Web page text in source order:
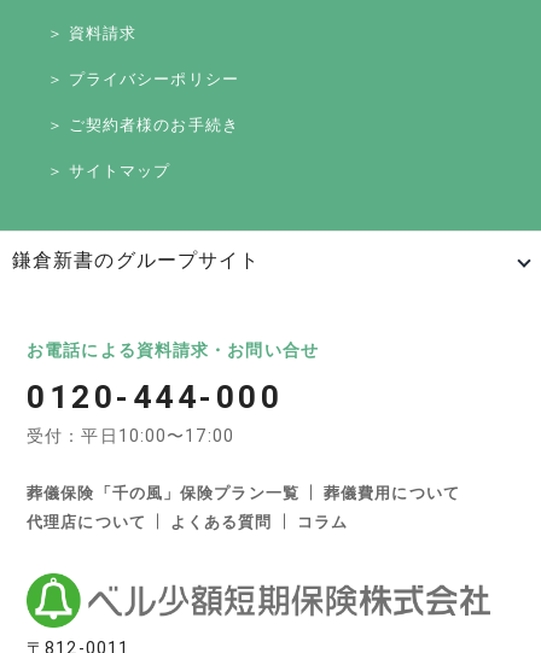
＞ 資料請求
＞ プライバシーポリシー
＞ ご契約者様のお手続き
＞ サイトマップ
鎌倉新書のグループサイト
いいお墓 Life.（ライフドット） いいお墓-永代供養墓版
いいお墓-ペット霊園版 樹木葬なび
寺院墓地.com 優良墓石・石材店ガイド
お墓の引越し＆墓じまいくん
いい葬儀 いいお坊さん
日本最大級の仏壇仏具総合サイト「いい仏壇」
お電話による資料請求・お問い合せ
0120-444-000
受付：平日10:00〜17:00
葬儀保険「千の風」保険プラン一覧
葬儀費用について
代理店について
よくある質問 コラム
〒812-0011